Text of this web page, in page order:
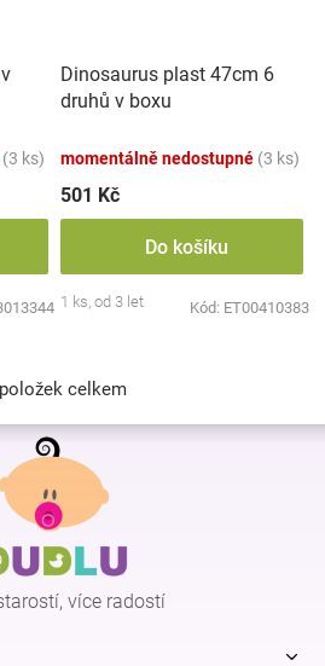
(3 ks)
Dinosaurus plast 47cm 6
druhů v boxu
momentálně nedostupné (3 ks)
501 Kč
Do košíku
1 ks, od 3 let Kód: ET00410383
O
v
l
d
a
c
í
p
r
položek celkem
více radostí